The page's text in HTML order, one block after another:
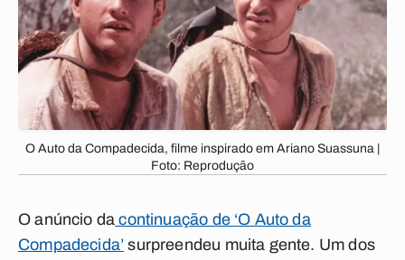
O Auto da Compadecida, filme inspirado em Ariano Suassuna |
Foto: Reprodução
O anúncio da continuação de ‘O Auto da
Compadecida’ surpreendeu muita gente. Um dos